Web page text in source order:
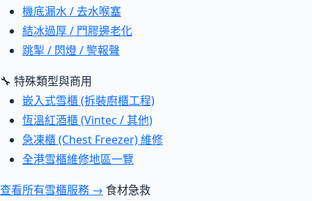
機底漏水 / 去水喉塞
結冰過厚 / 門膠邊老化
跳掣 / 閃燈 / 警報聲
🔧 特殊類型與商用
嵌入式雪櫃 (拆裝廚櫃工程)
恆溫紅酒櫃 (Vintec / 其他)
急凍櫃 (Chest Freezer) 維修
全港雪櫃維修地區一覽
查看所有雪櫃服務 → 食材急救